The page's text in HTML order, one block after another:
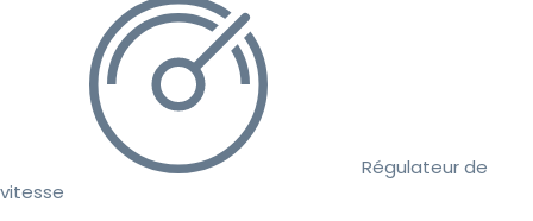
Régulateur de
vitesse